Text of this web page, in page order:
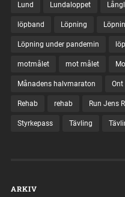
Lund Lundaloppet
löpband Löpning
Löpning under pandemin
motmålet mot målet
Månadens halvmaraton Ont
Rehab rehab Run Jens
Styrkepass Tävling
ARKIV